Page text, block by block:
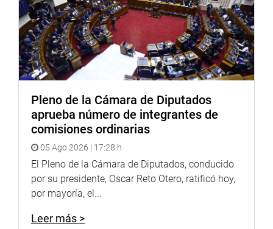
Youtube:http://www.youtube.com/congresoperu
http://www.youtube.com/congresoperu>
Soundcloud:https://soundcloud.com/radiocongreso
https://soundcloud.com/radiocongreso>
Sistema de Archivo Fotográfico (SAF):
http://www4.congreso.gob.pe/fotografia.asp
Pleno de la Cámara de Diputados
aprueba número de integrantes de
comisiones ordinarias
05 Ago 2026 | 17:28 h
El Pleno de la Cámara de Diputados, conducido
por su presidente, Oscar Reto Otero, ratificó hoy,
por mayoría, el...
Leer más >